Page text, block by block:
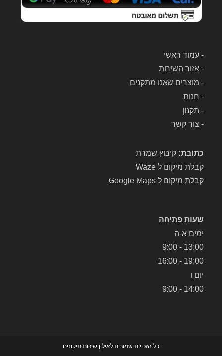
-עמוד ראשי
-אזור השירות
- מוצרים שאנו מתקנים
- חנות
- תקנון
- צור קשר
כתובת: קיבוץ שמרת
קבלת מיקום ל Waze
קבלת מיקום ל Google Maps
שעות פתיחה
ימים א-ה
13:00 - 9:00
19:00 - 16:00
יום ו
14:00 - 9:00
כל הזכויות שמורות לאילון שירות תיקונים